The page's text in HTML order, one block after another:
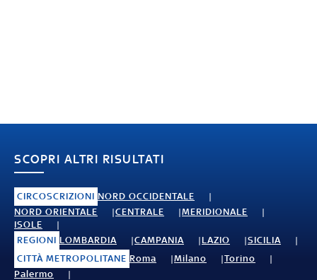
SCOPRI ALTRI RISULTATI
CIRCOSCRIZIONI NORD OCCIDENTALE
NORD ORIENTALE
CENTRALE
MERIDIONALE
ISOLE
REGIONI LOMBARDIA CAMPANIA LAZIO
SICILIA
CITTÀ METROPOLITANE Roma Milano
Torino
Palermo